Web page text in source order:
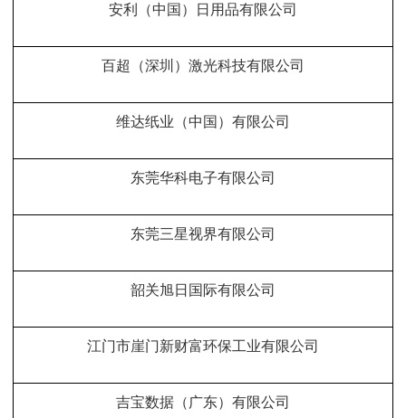
安利（中国）日用品有限公司
百超（深圳）激光科技有限公司
维达纸业（中国）有限公司
东莞华科电子有限公司
东莞三星视界有限公司
韶关旭日国际有限公司
江门市崖门新财富环保工业有限公司
吉宝数据（广东）有限公司